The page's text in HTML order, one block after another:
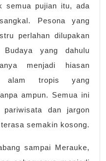
semua pujian itu, ada
Pesona yang
perlahan dilupakan
yang dahulu
menjadi hiasan
alam tropis yang
ampun. Semua ini
dan jargon
semakin kosong.
sampai Merauke,